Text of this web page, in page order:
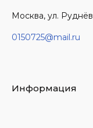
Москва, ул.
0150725@mail.ru
Информация